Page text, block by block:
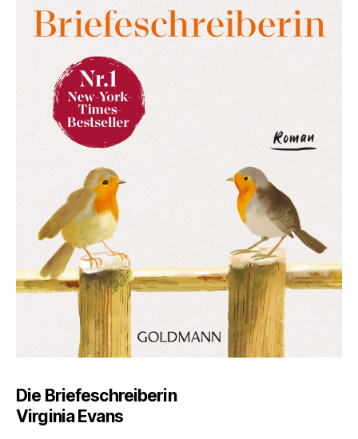
Die Briefeschreiberin
Virginia Evans